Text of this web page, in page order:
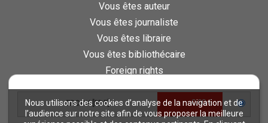
Nous utilisons des cookies d’analyse de la navigation et de
l’audience sur notre site afin de vous proposer la meilleure
EBOOK [PDF] 0,00 €
Vous êtes auteur
Vous êtes journaliste
Vous êtes libraire
Vous êtes bibliothécaire
Foreign rights
Procédure d'évaluation
NOTRE SITE